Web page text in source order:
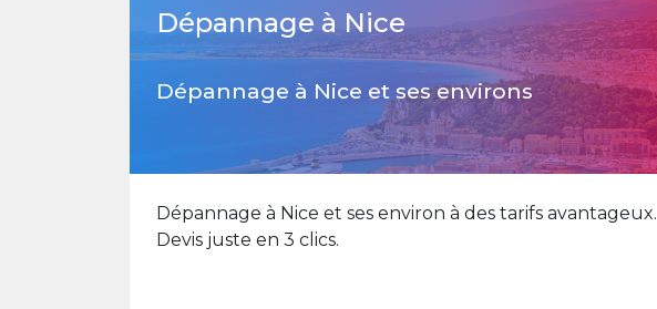
Dépannage à Nice
Dépannage à Nice et ses environs
Dépannage à Nice et ses environ à des tarifs avantageux.
Devis juste en 3 clics.